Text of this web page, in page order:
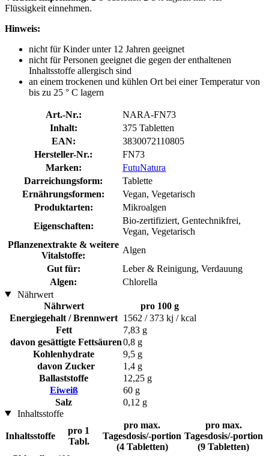
Flüssigkeit einnehmen.
Hinweis:
nicht für Kinder unter 12 Jahren geeignet
nicht für Personen geeignet die gegen der enthaltenen
Inhaltsstoffe allergisch sind
an einem trockenen und kühlen Ort bei einer Temperatur von
bis zu 25 ° C lagern
Art.-Nr.:
NARA-FN73
Inhalt:
375 Tabletten
EAN:
3830072110805
Hersteller-Nr.:
FN73
Marken:
FutuNatura
Darreichungsform:
Tablette
Ernährungsformen:
Vegan, Vegetarisch
Produktarten:
Mikroalgen
Eigenschaften:
Bio-zertifiziert, Gentechnikfrei,
Vegan, Vegetarisch
Pflanzenextrakte & weitere
Vitalstoffe:
Algen
Gut für:
Leber & Reinigung, Verdauung
Algen:
Chlorella
Nährwert
Nährwert
pro 100 g
Energiegehalt / Brennwert 1562 / 373 kj / kcal
Fett
7,83 g
davon gesättigte Fettsäuren0,8 g
Kohlenhydrate
9,5 g
davon Zucker
1,4 g
Ballaststoffe
12,25 g
Eiweiß
60 g
Salz
0,12 g
Inhaltsstoffe
Inhaltsstoffe
pro 1
Tabl.
pro max.
Tagesdosis/-portion
(4 Tabletten)
pro max.
Tagesdosis/-portion
(9 Tabletten)